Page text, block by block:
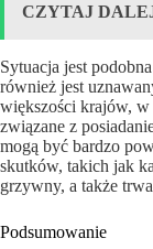
CZYTAJ
Sytuacja jest
również jest
większości krajów,
związane z
mogą być bardzo
skutków, takich jak
grzywny, a także
Podsumowanie